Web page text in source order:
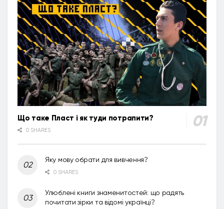
Що таке Пласт і як туди потрапити?
0 SHARES
Яку мову обрати для вивчення?
0 SHARES
Улюблені книги знаменитостей: що радять
почитати зірки та відомі українці?